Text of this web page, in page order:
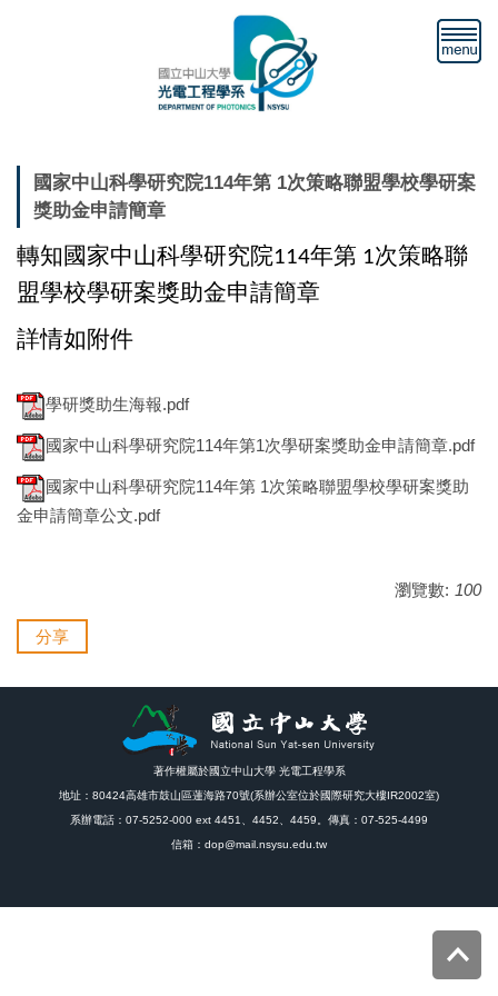
區
國家中山科學研究院114年第 1次策略聯盟學校學研案
獎助金申請簡章
轉知國家中山科學研究院114年第 1次策略聯
盟學校學研案獎助金申請簡章
詳情如附件
學研獎助生海報.pdf
國家中山科學研究院114年第1次學研案獎助金申請簡章.pdf
國家中山科學研究院114年第 1次策略聯盟學校學研案獎助
金申請簡章公文.pdf
瀏覽數: 100
分享
著作權屬於國立中山大學 光電工程學系
地址：80424高雄市鼓山區蓮海路70號(系辦公室位於國際研究大樓IR2002室)
系辦電話：07-5252-000 ext 4451、4452、4459。傳真：07-525-4499
信箱：dop@mail.nsysu.edu.tw